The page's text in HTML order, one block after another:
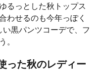
るっとした秋トップス
わせるのも今年っぽく
黒パンツコーデで、フ
。
った秋のレディー